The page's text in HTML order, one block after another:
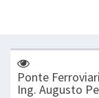
Ponte
Ing. Augusto